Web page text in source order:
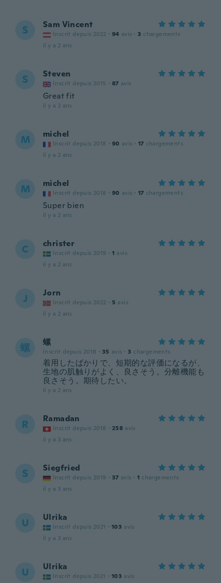
S Sam Vincent
Inscrit depuis 2022 · 94 avis · 3 chargements
il y a 2 ans
S Steven
Inscrit depuis 2015 · 87 avis
Great fit
il y a 2 ans
M michel
Inscrit depuis 2018 · 90 avis · 17 chargements
il y a 2 ans
M michel
Inscrit depuis 2018 · 90 avis · 17 chargements
Super bien
il y a 2 ans
C christer
Inscrit depuis 2019 · 1 avis
il y a 2 ans
J Jorn
Inscrit depuis 2022 · 5 avis
il y a 2 ans
螺 螺
Inscrit depuis 2018 · 35 avis · 3 chargements
着用したばかりで、短期的な評価になるが、
生地の肌触りがよく、良さそう。分離機能も
良さそう。期待したい。
il y a 2 ans
R Ramadan
Inscrit depuis 2018 · 258 avis
il y a 3 ans
S Siegfried
Inscrit depuis 2019 · 37 avis · 1 chargements
il y a 3 ans
U Ulrika
Inscrit depuis 2021 · 103 avis
il y a 3 ans
U Ulrika
Inscrit depuis 2021 · 103 avis